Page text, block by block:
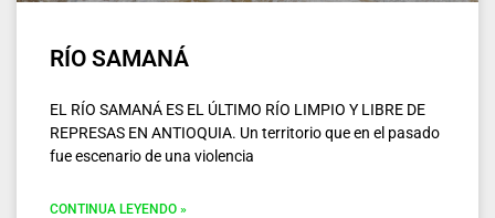
RÍO SAMANÁ
EL RÍO SAMANÁ ES EL ÚLTIMO RÍO LIMPIO Y LIBRE DE
REPRESAS EN ANTIOQUIA. Un territorio que en el pasado
fue escenario de una violencia
CONTINUA LEYENDO »